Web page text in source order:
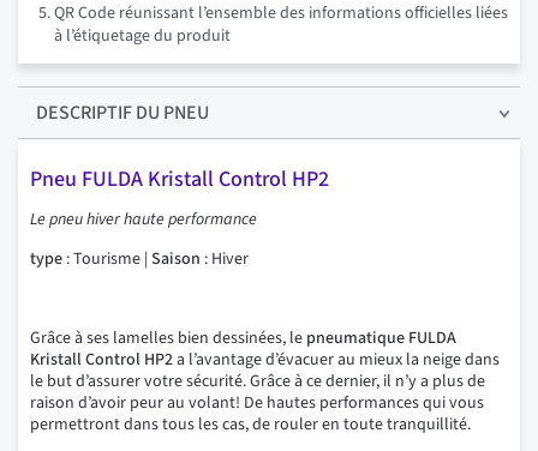
QR Code réunissant l’ensemble des informations officielles liées
à l’étiquetage du produit
DESCRIPTIFDU PNEU
Pneu FULDA Kristall Control HP2
Le pneu hiver haute performance
type : Tourisme | Saison : Hiver
Grâce à ses lamelles bien dessinées, le pneumatique FULDA
Kristall Control HP2a l’avantage d’évacuer au mieux la neige dans
le but d’assurer votre sécurité. Grâce à ce dernier, il n’y a plus de
raison d’avoir peur au volant! De hautes performances qui vous
permettront dans tous les cas, de rouler en toute tranquillité.